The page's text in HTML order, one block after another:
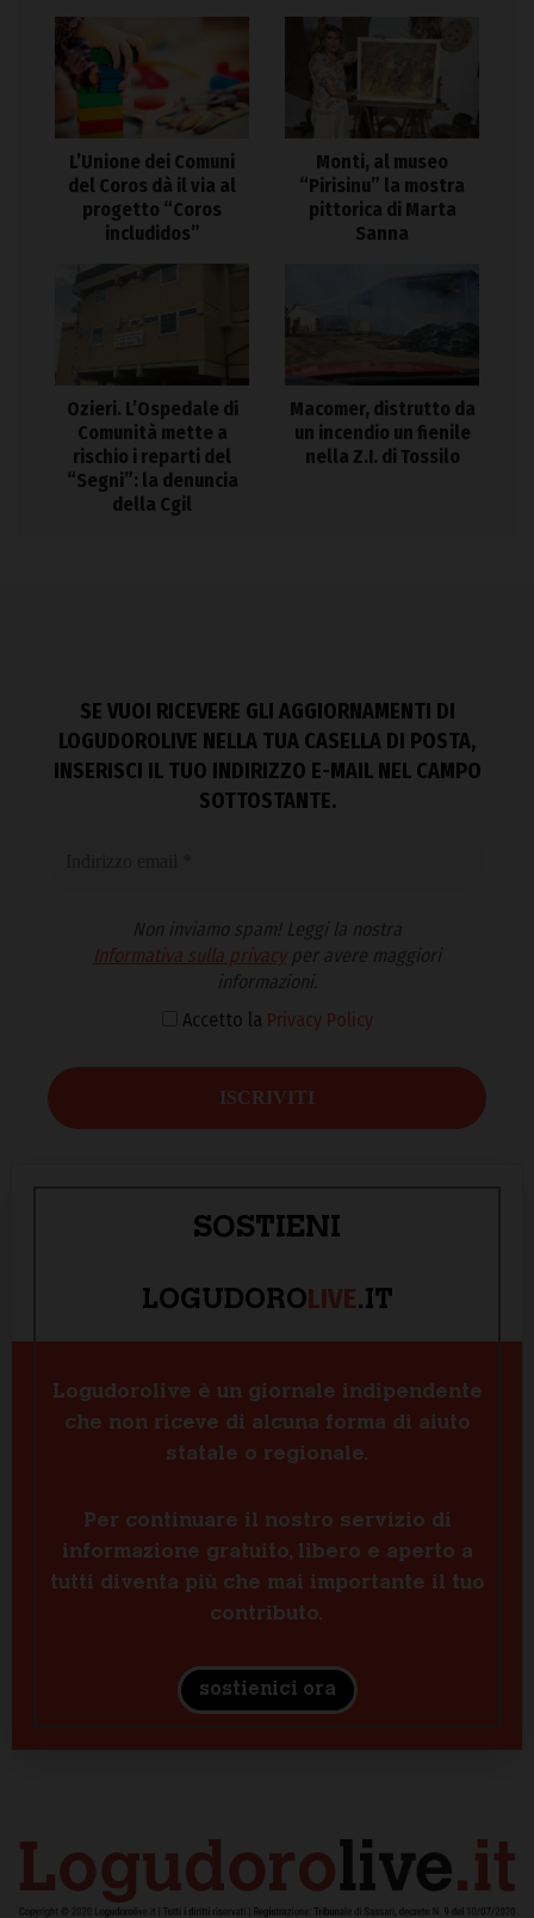
L’Unione dei Comuni
del Coros dà il via al
progetto “Coros
includidos”
Monti, al museo
“Pirisinu” la mostra
pittorica di Marta
Sanna
Ozieri. L’Ospedale di
Comunità mette a
rischio i reparti del
“Segni”: la denuncia
della Cgil
Macomer, distrutto da
un incendio un fienile
nella Z.I. di Tossilo
SE VUOI RICEVERE GLI AGGIORNAMENTI DI
LOGUDOROLIVE NELLA TUA CASELLA DI POSTA,
INSERISCI IL TUO INDIRIZZO E-MAIL NEL CAMPO
SOTTOSTANTE.
Non inviamo spam! Leggi la nostra
Informativa sulla privacyper avere maggiori
informazioni.
Accetto la Privacy Policy
SOSTIENI
LOGUDOROLIVE.IT
Logudorolive è un giornale indipendente
che non riceve di alcuna forma di aiuto
statale o regionale.
Per continuare il nostro servizio di
informazione gratuito, libero e aperto a
tutti diventa più che mai importante il tuo
contributo.
sostienici ora